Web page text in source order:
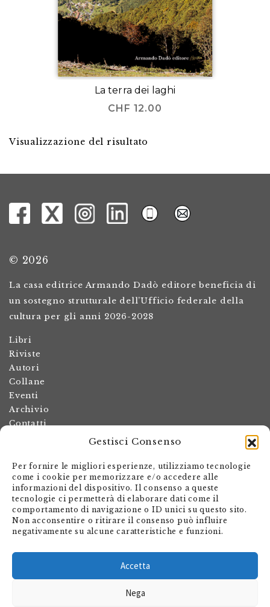
Gestisci Consenso
Per fornire le migliori esperienze, utilizziamo tecnologie
come i cookie per memorizzare e/o accedere alle
informazioni del dispositivo. Il consenso a queste
tecnologie ci permetterà di elaborare dati come il
comportamento di navigazione o ID unici su questo sito.
Non acconsentire o ritirare il consenso può influire
negativamente su alcune caratteristiche e funzioni.
Accetta
Nega
La terra dei laghi
CHF 12.00
Visualizzazione del risultato
© 2026
La casa editrice Armando Dadò editore beneficia di
un sostegno strutturale dell’Ufficio federale della
cultura per gli anni 2026-2028
Libri
Riviste
Autori
Collane
Eventi
Archivio
Contatti
Termini e condizioni
Spese di spedizione
Politica dei resi
Informativa sulla privacy
Il mio account
Carrello
Via Giovanni Antonio Orelli 29
Casella postale 563